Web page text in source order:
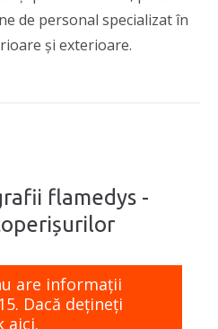
de personal specializat în
și exterioare.
flamedys -
are informaţii
Dacă dețineți
aici.